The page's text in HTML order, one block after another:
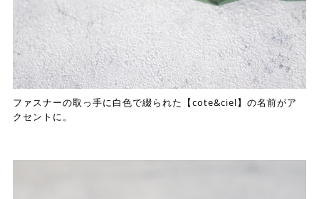
ファスナーの取っ手に白色で綴られた【cote&ciel】の名前がア
クセントに。